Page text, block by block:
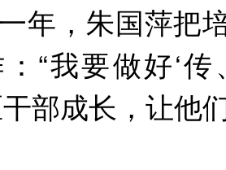
，朱国萍把培
“我要做好‘
干部成长，让他